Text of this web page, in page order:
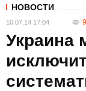
НОВОСТИ
10.07.14 17:04
Украина